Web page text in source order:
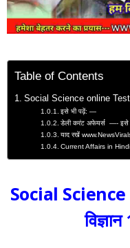
Table of Contents
Social Science online Test |
इसे भी पढ़ें: —
डेली करंट अफेयर्स —- इसे
याद रखें
Current Affairs in
Social
विज्ञान